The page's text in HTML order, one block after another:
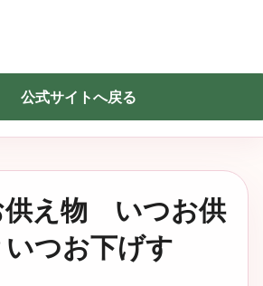
公式サイトへ戻る
供え物 いつお供
いつお下げす